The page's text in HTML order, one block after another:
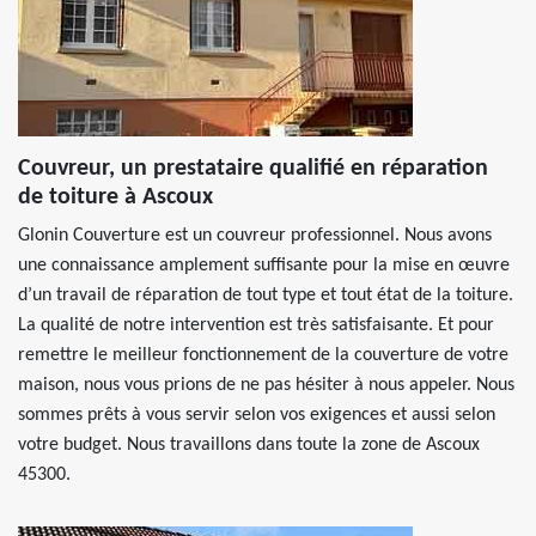
Couvreur, un prestataire qualifié en réparation
de toiture à Ascoux
Glonin Couverture est un couvreur professionnel. Nous avons
une connaissance amplement suffisante pour la mise en œuvre
d’un travail de réparation de tout type et tout état de la toiture.
La qualité de notre intervention est très satisfaisante. Et pour
remettre le meilleur fonctionnement de la couverture de votre
maison, nous vous prions de ne pas hésiter à nous appeler. Nous
sommes prêts à vous servir selon vos exigences et aussi selon
votre budget. Nous travaillons dans toute la zone de Ascoux
45300.